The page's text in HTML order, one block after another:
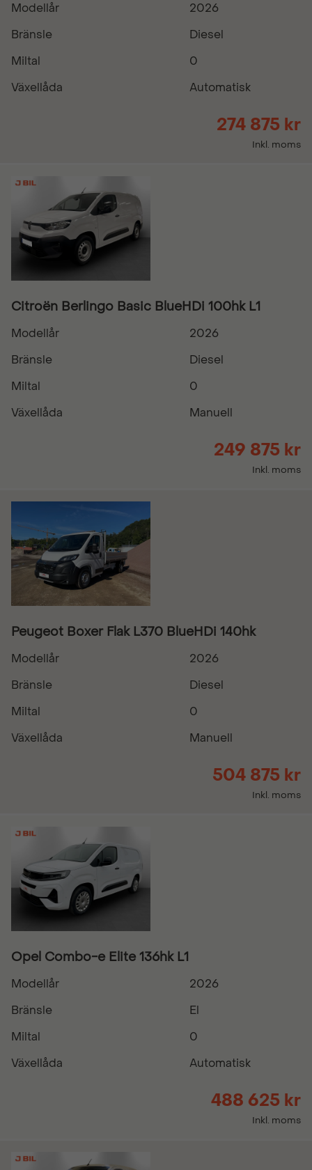
Modellår
2026
Bränsle
Diesel
Miltal
0
Växellåda
Automatisk
274 875 kr
Inkl. moms
Citroën Berlingo Basic BlueHDi 100hk L1
Modellår
2026
Bränsle
Diesel
Miltal
0
Växellåda
Manuell
249 875 kr
Inkl. moms
Peugeot Boxer Flak L370 BlueHDi 140hk
Modellår
2026
Bränsle
Diesel
Miltal
0
Växellåda
Manuell
504 875 kr
Inkl. moms
Opel Combo-e Elite 136hk L1
Modellår
2026
Bränsle
El
Miltal
0
Växellåda
Automatisk
488 625 kr
Inkl. moms